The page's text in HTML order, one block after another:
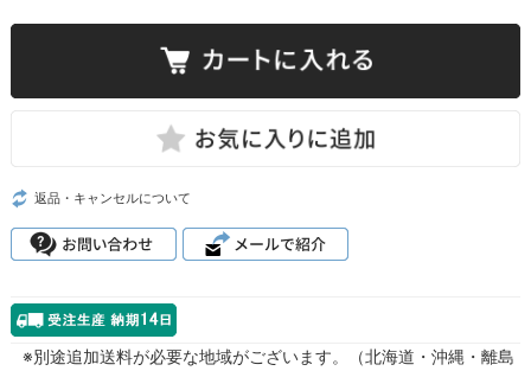
返品・キャンセルについて
※別途追加送料が必要な地域がございます。（北海道・沖縄・離島